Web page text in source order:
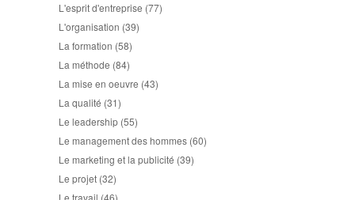
L'esprit d'entreprise (77)
L'organisation (39)
La formation (58)
La méthode (84)
La mise en oeuvre (43)
La qualité (31)
Le leadership (55)
Le management des hommes (60)
Le marketing et la publicité (39)
Le projet (32)
Le travail (46)